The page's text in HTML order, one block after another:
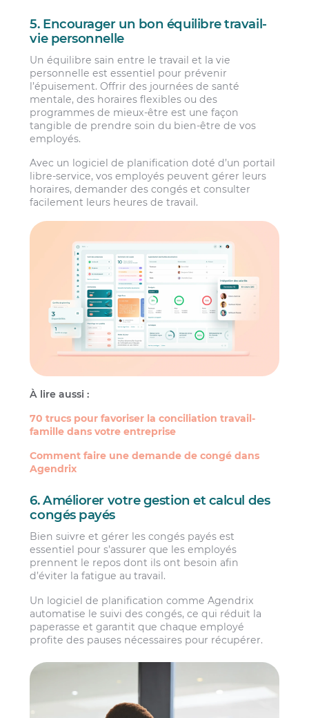
5. Encourager un bon équilibre travail-
vie personnelle
Un équilibre sain entre le travail et la vie
personnelle est essentiel pour prévenir
l’épuisement. Offrir des journées de santé
mentale, des horaires flexibles ou des
programmes de mieux-être est une façon
tangible de prendre soin du bien-être de vos
employés.
Avec un logiciel de planification doté d’un portail
libre-service, vos employés peuvent gérer leurs
horaires, demander des congés et consulter
facilement leurs heures de travail.
À lire aussi :
70 trucs pour favoriser la conciliation travail-
famille dans votre entreprise
Comment faire une demande de congé dans
Agendrix
6. Améliorer votre gestion et calcul des
congés payés
Bien suivre et gérer les congés payés est
essentiel pour s’assurer que les employés
prennent le repos dont ils ont besoin afin
d’éviter la fatigue au travail.
Un logiciel de planification comme Agendrix
automatise le suivi des congés, ce qui réduit la
paperasse et garantit que chaque employé
profite des pauses nécessaires pour récupérer.